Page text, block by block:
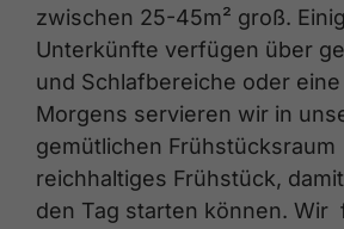
zwischen 25-45m² groß.
Unterkünfte verfügen über
und Schlafbereiche oder
Morgens servieren wir in
gemütlichen Frühstücksraum
reichhaltiges Frühstück,
den Tag starten können. Wir